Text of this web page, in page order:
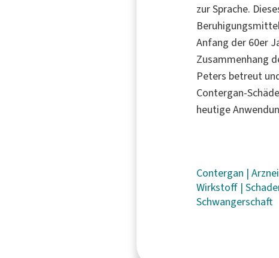
zur Sprache.
Anfang der 60er
Zusammenhang
Peters betreut
Contergan-
heutige
Contergan |
Wirkstoff |
Schwangerschaft